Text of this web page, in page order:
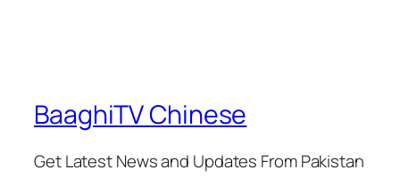
BaaghiTV Chinese
Get Latest News and Updates From Pakistan